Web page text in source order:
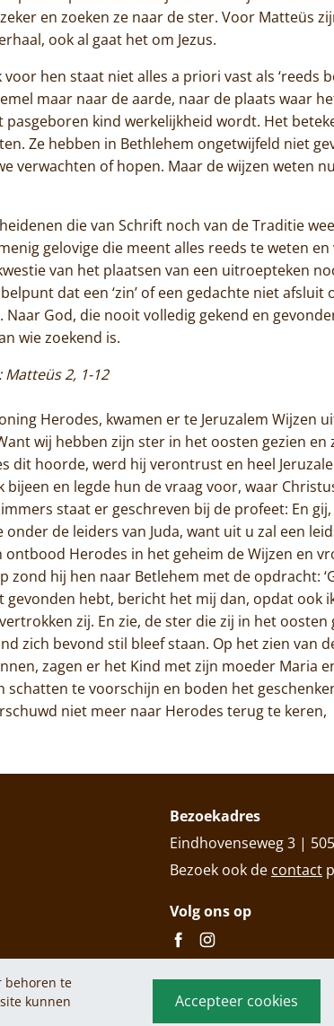
Cookiebeleid
behoren te
kunnen
Accepteer cookies
en zoeken ze naar de ster. Voor Matteüs
ook al gaat het om Jezus.
hen staat niet alles a priori vast als ‘reeds
maar naar de aarde, naar de plaats waar
kind werkelijkheid wordt. Het
Ze hebben in Bethlehem ongetwijfeld niet
verwachten of hopen. Maar de wijzen weten
die van Schrift noch van de Traditie
gelovige die meent alles reeds te weten
van het plaatsen van een uitroepteken
dat een ‘zin’ of een gedachte niet afsluit
God, die nooit volledig gekend en
wie zoekend is.
Matteüs 2, 1-12
Herodes, kwamen er te Jeruzalem Wijzen
wij hebben zijn ster in het oosten gezien en
dit hoorde, werd hij verontrust en heel
en legde hun de vraag voor, waar
staat er geschreven bij de profeet: En gij,
de leiders van Juda, want uit u zal een
Herodes in het geheim de Wijzen en
hij hen naar Betlehem met de opdracht:
hebt, bericht het mij dan, opdat ook
zij. En zie, de ster die zij in het oosten
zich bevond stil bleef staan. Op het zien van
zagen er het Kind met zijn moeder Maria
te voorschijn en boden het
niet meer naar Herodes terug te keren,
Bezoekadres
Eindhovenseweg 3 |
Bezoek ook de contact
Volg ons op